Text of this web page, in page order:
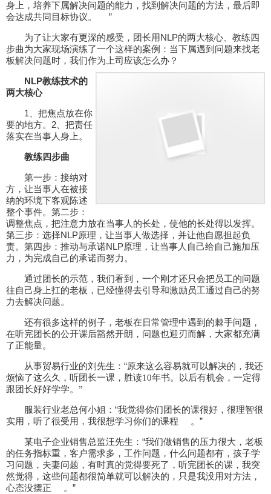
身上，培养下属解决问题的能力，找到解决问题的方法，最后即
会达成共同目标协议。
”
为了让大家有更深的感受，团长用NLP的两大核心、教练四
步曲为大家现场演练了一个这样的案例：当下属遇到问题来找老
板解决问题时，我们作为上司应该怎么办？
NLP教练技术的
两大核心
1、把焦点放在你
要的地方。2、把责任
落实在当事人身上。
教练四步曲
第一步：接纳对
方，让当事人在被接
纳的环境下客观陈述
整个事件。第二步：
调整焦点，把注意力放在当事人的长处，使他的长处得以发挥。
第三步：选择NLP原理，让当事人做选择，并让他自愿担起负
责。第四步：推动与承诺NLP原理，让当事人自己给自己施加压
力，为完成自己的承诺而努力。
通过团长的示范，我们看到，一个刚才还只会把员工的问题
往自己身上扛的老板，已经懂得去引导和激励员工通过自己的努
力去解决问题。
还有很多这样的例子，老板在日常管理中遇到的棘手问题，
在听完团长的公开课后豁然开朗，问题也迎刃而解，大家都充满
了正能量。
从事贸易行业的刘先生：“原来这么容易就可以解决的，我还
烦恼了这么久，听团长一课，胜读10年书。以后有机会，一定得
跟团长好好学学。”
服装行业老总何小姐：“我觉得你们团长的课很好，很理智很
实用，听了很受用，我很想学习你们的课程
。”
某电子企业销售总监汪先生：“我们做销售的压力很大，老板
的任务指标重，客户需求多，工作问题，什么问题都有，孩子学
习问题，夫妻问题，有时真的觉得要死了，听完团长的课，我突
然觉得，这些问题都很简单就可以解决的，只是我没用对方法，
心态没摆正
。”